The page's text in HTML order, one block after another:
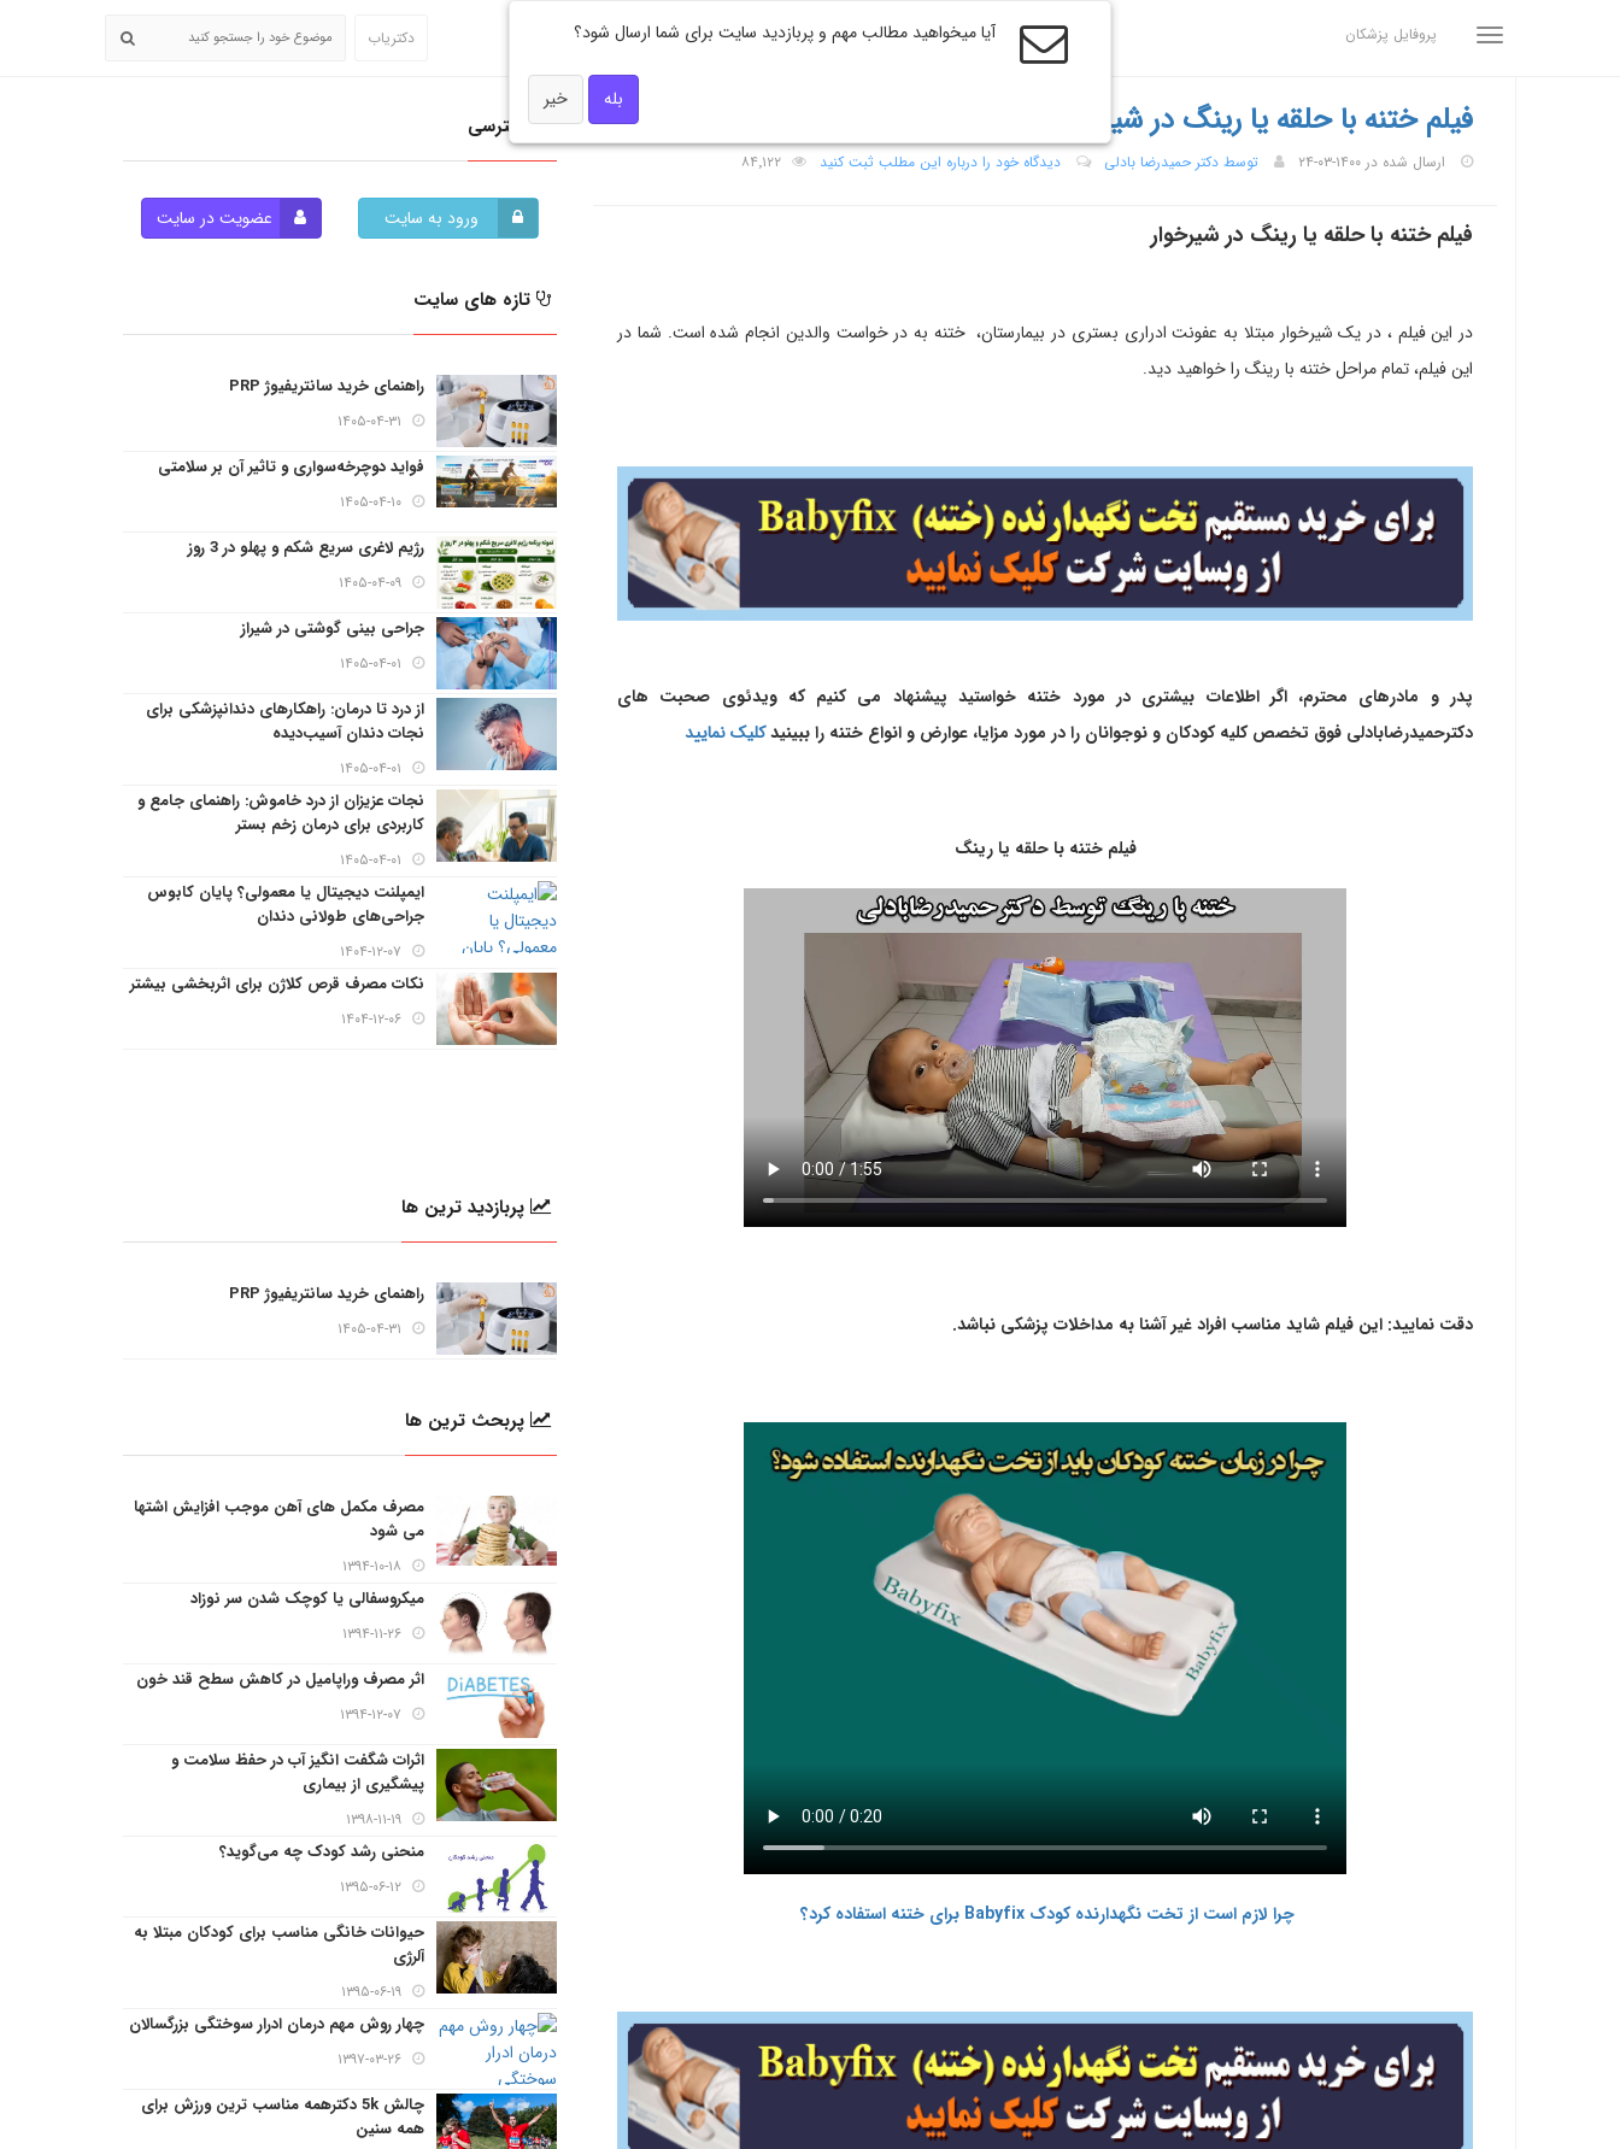
پروفایل پزشکان دکتریاب
فیلم ختنه با حلقه یا رینگ در شیرخوار
ارسال شده در ۱۴۰۰-۰۳-۲۴ توسط دکتر حمیدرضا بادلی دیدگاه خود را درباره این مطلب ثبت کنید ۸۴٬۱۲۲
فیلم ختنه با حلقه یا رینگ در شیرخوار
در این فیلم ، در یک شیرخوار مبتلا به عفونت ادراری بستری در بیمارستان، ختنه به در خواست والدین انجام شده است. شما در
این فیلم، تمام مراحل ختنه با رینگ را خواهید دید.
پدر و مادرهای محترم، اگر اطلاعات بیشتری در مورد ختنه خواستید پیشنهاد می کنیم که ویدئوی صحبت های
دکترحمیدرضابادلی فوق تخصص کلیه کودکان و نوجوانان را در مورد مزایا، عوارض و انواع ختنه را ببینیدکلیک نمایید
فیلم ختنه با حلقه یا رینگ
دقت نمایید: این فیلم شاید مناسب افراد غیر آشنا به مداخلات پزشکی نباشد.
چرا لازم است از تخت نگهدارنده کودک Babyfix برای ختنه استفاده کرد؟
دسترسی
ورود به سایت عضویت در سایت
تازه های سایت
راهنمای خرید سانتریفیوژ PRP
۱۴۰۵-۰۴-۳۱
فواید دوچرخه‌سواری و تاثیر آن بر سلامتی
۱۴۰۵-۰۴-۱۰
رژیم لاغری سریع شکم و پهلو در 3 روز
۱۴۰۵-۰۴-۰۹
جراحی بینی گوشتی در شیراز
۱۴۰۵-۰۴-۰۱
از درد تا درمان: راهکارهای دندانپزشکی برای
نجات دندان آسیب‌دیده
۱۴۰۵-۰۴-۰۱
نجات عزیزان از درد خاموش: راهنمای جامع و
کاربردی برای درمان زخم بستر
۱۴۰۵-۰۴-۰۱
ایمپلنت دیجیتال یا معمولی؟ پایان کابوس
جراحی‌های طولانی دندان
۱۴۰۴-۱۲-۰۷
نکات مصرف قرص کلاژن برای اثربخشی بیشتر
۱۴۰۴-۱۲-۰۶
پربازدید ترین ها
راهنمای خرید سانتریفیوژ PRP
۱۴۰۵-۰۴-۳۱
پربحث ترین ها
مصرف مکمل های آهن موجب افزایش اشتها
می شود
۱۳۹۴-۱۰-۱۸
میکروسفالی یا کوچک شدن سر نوزاد
۱۳۹۴-۱۱-۲۶
اثر مصرف وراپامیل در کاهش سطح قند خون
۱۳۹۴-۱۲-۰۷
اثرات شگفت انگیز آب در حفظ سلامت و
پیشگیری از بیماری
۱۳۹۸-۱۱-۱۹
منحنی رشد کودک چه می‌گوید؟
۱۳۹۵-۰۶-۱۲
حیوانات خانگی مناسب برای کودکان مبتلا به
آلرژی
۱۳۹۵-۰۶-۱۹
چهار روش مهم درمان ادرار سوختگی بزرگسالان
۱۳۹۷-۰۳-۲۶
چالش 5k دکترهمه مناسب ترین ورزش برای
همه سنین
آیا میخواهید مطالب مهم و پربازدید سایت برای شما ارسال شود؟
بله خیر